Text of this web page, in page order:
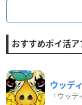
おすすめポイ活
ウッデ
「ウッ